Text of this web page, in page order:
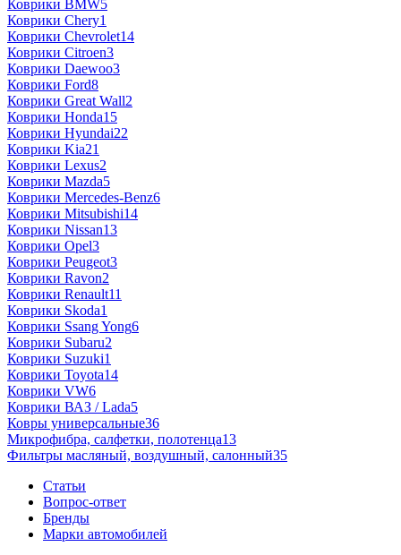
Коврики BMW5
Коврики Chery1
Коврики Chevrolet14
Коврики Citroen3
Коврики Daewoo3
Коврики Ford8
Коврики Great Wall2
Коврики Honda15
Коврики Hyundai22
Коврики Kia21
Коврики Lexus2
Коврики Mazda5
Коврики Mercedes-Benz6
Коврики Mitsubishi14
Коврики Nissan13
Коврики Opel3
Коврики Peugeot3
Коврики Ravon2
Коврики Renault11
Коврики Skoda1
Коврики Ssang Yong6
Коврики Subaru2
Коврики Suzuki1
Коврики Toyota14
Коврики VW6
Коврики ВАЗ / Lada5
Ковры универсальные36
Микрофибра, салфетки, полотенца13
Фильтры масляный, воздушный, салонный35
Статьи
Вопрос-ответ
Бренды
Марки автомобилей